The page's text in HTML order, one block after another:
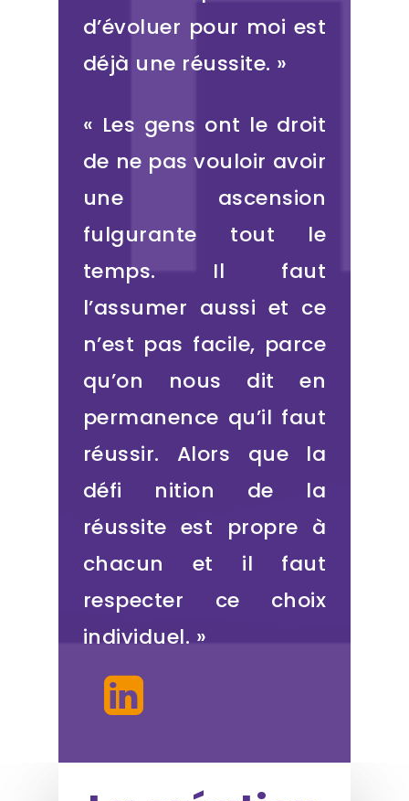
d’évoluer pour moi est
déjà une réussite. »
« Les gens ont le droit
de ne pas vouloir avoir
une ascension
fulgurante tout le
temps. Il faut
l’assumer aussi et ce
n’est pas facile, parce
qu’on nous dit en
permanence qu’il faut
réussir. Alors que la
défi nition de la
réussite est propre à
chacun et il faut
respecter ce choix
individuel. »